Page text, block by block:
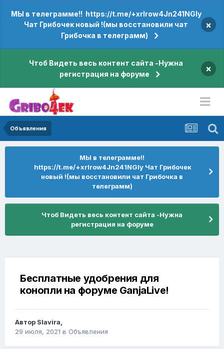
МЫ в телеграмме!! https://t.me/+xrIrow4Jn241NGIy
Чат Грибочек новый !(мы восстановили чат
Грибочка в телеграмм)
×
Чтоб Видеть весь контент сайта -Нужна
регистрация на форуме
×
Объявления
МЫ в телеграмме!!
https://t.me/+xrIrow4Jn241NGIy Чат Грибочек
новый !(мы восстановили чат Грибочка в
телеграмм)
Чтоб Видеть весь контент сайта -Нужна
регистрация на форуме
Бесплатные удобрения для
конопли на форуме GanjaLive!
Автор Slavira,
29 июля, 2021 в Объявления